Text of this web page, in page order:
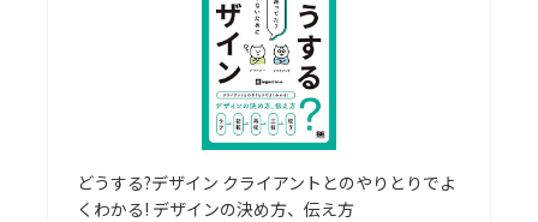
どうする?デザイン クライアントとのやりとりでよ
くわかる! デザインの決め方、伝え方